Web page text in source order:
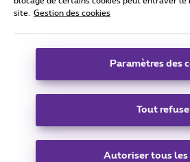
Conditions générales, info consommateur
Coordonnées de l’entreprise
Boulevard du Roi Albert II 27 - B-1030
Carrier & Wholesale Solutions
|Telindus
site.
Gestion des cookies
Paramètres des
Tout
Autoriser tous les